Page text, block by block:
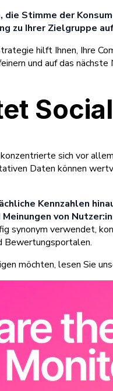
Stimme der
zu Ihrer Zielgruppe
hilft Ihnen, Ihre
und auf das nächste
sich vor
Daten können
Kennzahlen
von
synonym verwendet,
Bewertungsportalen.
möchten, lesen Sie